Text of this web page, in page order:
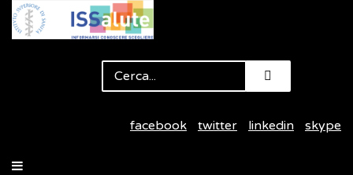
facebook twitter linkedin skype